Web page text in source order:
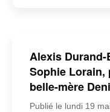
Alexis
Sophie Lorain,
belle-mère
Publié le lundi 19